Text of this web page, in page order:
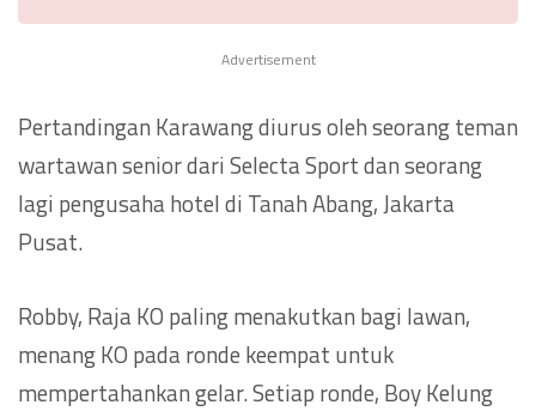
Advertisement
Pertandingan Karawang diurus oleh seorang teman
wartawan senior dari Selecta Sport dan seorang
lagi pengusaha hotel di Tanah Abang, Jakarta
Pusat.
Robby, Raja KO paling menakutkan bagi lawan,
menang KO pada ronde keempat untuk
mempertahankan gelar. Setiap ronde, Boy Kelung